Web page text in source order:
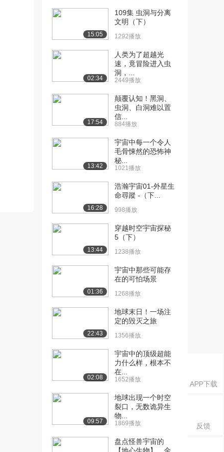
APP下载
反馈
空穿梭？回到过去...
2.3万播放
[13] 冥王星真的存在生
命？而且还是一只蜗...
2.1万播放
[14] 人类可见世界仅占宇
2.1万播放
[15] 如果大气层消失，地
2.0万播放
[16] 世界最美火山口，“婆
罗摩”火山
[17] 银河系存在10万个文
明？科学家终于...
[18] 银河系有多大？可能
是你永远无法想象...
[19] 月球是如何诞生的？
它对地球又有哪些...
[20] 质量是太阳的65亿
倍，人类首张黑洞...
20.7万播放
[21] 1光年到底有多远 ？
可能是人类永远...
1.5万播放
02:49
[22] 地球温度每提高1℃，
02:54
[23] 哈勃望远镜耗费16
02:49
15:05
109集 虫洞与分离
文明（下）
1292播放
02:34
人类为了超越光
速，竟冒险进入虫
洞，...
2449播放
17:54
颠覆认知！黑洞、
虫洞、白洞难以置
信...
884播放
13:42
宇宙中每一个令人
毛骨悚然的恐怖神
秘...
1021播放
16:28
浩瀚宇宙01-外星生
命尋蹤 -（下...
998播放
13:44
穿越时空宇宙探秘
5（下）
1238播放
01:36
宇宙中那些可能存
在的可怕场景
1268播放
22:43
地球末日！一场注
定的毁灭之旅
1356播放
02:08
宇宙中的顶级超能
力什么样，根本不
在...
1652播放
09:57
地球出现一个时空
裂口，无数诡异生
物...
1869播放
盘点怪兽宇宙的